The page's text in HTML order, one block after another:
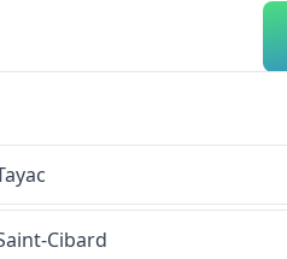
Cibard